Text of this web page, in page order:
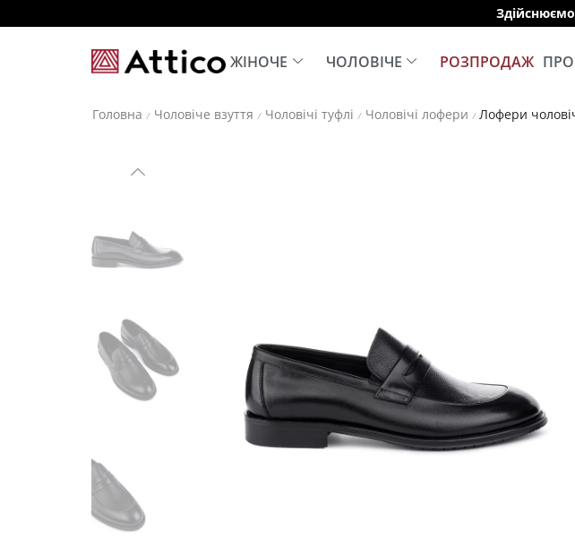
ЖІНОЧЕ ЧОЛОВІЧЕ РОЗПРОДАЖ
Головна / Чоловіче взуття / Чоловічі туфлі / Чоловічі лофери / Лофери